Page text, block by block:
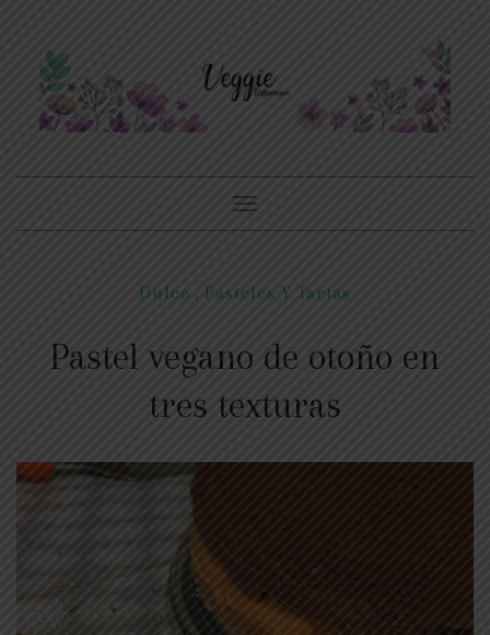
Toggle
navigation
Dulce , Pasteles Y Tartas
Pastel vegano de otoño en
tres texturas